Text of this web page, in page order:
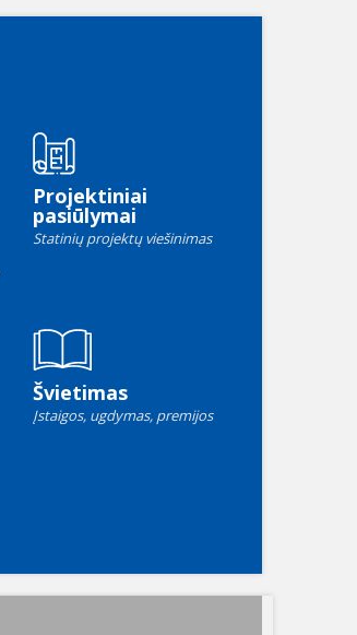
Projektiniai
pasiūlymai
Statinių projektų viešinimas
Švietimas
Įstaigos, ugdymas, premijos